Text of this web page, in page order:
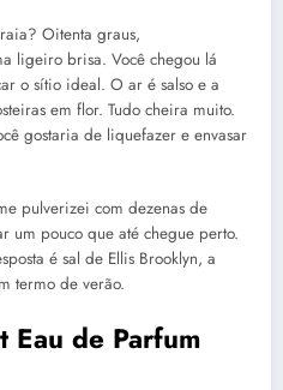
Oitenta graus,
ligeiro brisa. Você chegou lá
o sítio ideal. O ar é salso e a
em flor. Tudo cheira muito.
gostaria de liquefazer e envasar
pulverizei com dezenas de
um pouco que até chegue perto.
é sal de Ellis Brooklyn, a
termo de verão.
Eau de Parfum